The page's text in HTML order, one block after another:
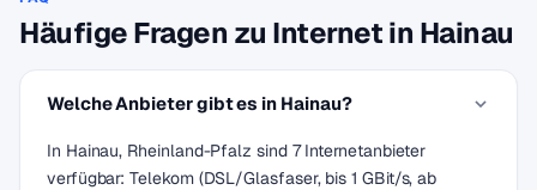
Häufige Fragen zu Internet in Hainau
Welche Anbieter gibt es in Hainau?
In Hainau, Rheinland-Pfalz sind 7 Internetanbieter
verfügbar: Telekom (DSL/Glasfaser, bis 1 GBit/s, ab